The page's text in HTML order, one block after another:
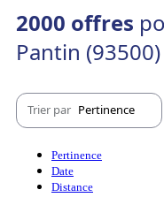
2000 offres
Pantin (93500)
Trier par Pertinence
Pertinence
Date
Distance